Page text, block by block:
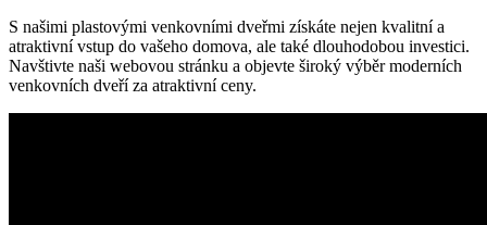
S našimi plastovými venkovními dveřmi získáte nejen kvalitní a
atraktivní vstup do vašeho domova, ale také dlouhodobou investici.
Navštivte naši webovou stránku a objevte široký výběr moderních
venkovních dveří za atraktivní ceny.